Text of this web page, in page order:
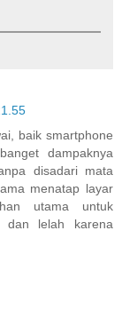
baik smartphone
dampaknya
disadari mata
menatap layar
utama untuk
dan lelah karena